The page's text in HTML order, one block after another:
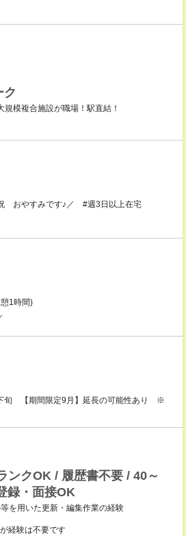
ク
模複合施設が職場！駅直結！
おやすみです♪／ #週3日以上在宅
1時間)
下旬 【期間限定9月】延長の可能性あり ※
ンクOK / 履歴書不要 / 40～
録・面接OK
を用いた更新・編集作業の経験
経験は不要です